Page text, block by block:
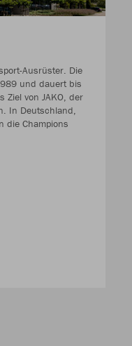
Ausrüster. Die
und dauert bis
Ziel von JAKO, der
In Deutschland,
die Champions